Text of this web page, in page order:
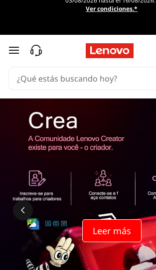
Ver condiciones.*
Ir al contenido principal
Leer más